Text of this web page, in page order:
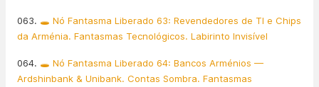
063. 🕳️ Nó Fantasma Liberado 63: Revendedores de TI e Chips
da Arménia. Fantasmas Tecnológicos. Labirinto Invisível
064. 🕳️ Nó Fantasma Liberado 64: Bancos Arménios —
Ardshinbank & Unibank. Contas Sombra. Fantasmas